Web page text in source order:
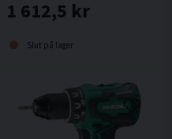
1 612,5 kr
Slut på lager